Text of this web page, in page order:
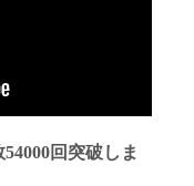
回突破しま